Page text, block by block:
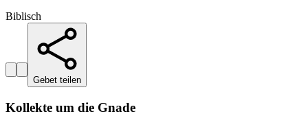
Biblisch
Gebet teilen
Kollekte um die Gnade